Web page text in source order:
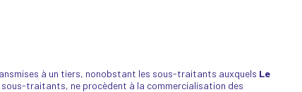
à un tiers, nonobstant les sous-traitants auxquels Le
sous-traitants, ne procèdent à la commercialisation des